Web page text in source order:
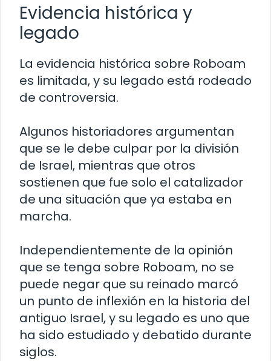
Evidencia histórica y
legado
La evidencia histórica sobre Roboam
es limitada, y su legado está rodeado
de controversia.
Algunos historiadores argumentan
que se le debe culpar por la división
de Israel, mientras que otros
sostienen que fue solo el catalizador
de una situación que ya estaba en
marcha.
Independientemente de la opinión
que se tenga sobre Roboam, no se
puede negar que su reinado marcó
un punto de inflexión en la historia del
antiguo Israel, y su legado es uno que
ha sido estudiado y debatido durante
siglos.